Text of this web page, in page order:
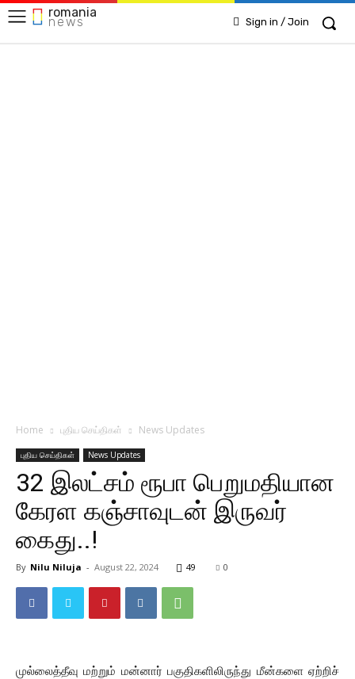
romania
news Sign in / Join
Home புதிய செய்திகள் News Updates
புதிய செய்திகள் News Updates
32 இலட்சம் ரூபா பெறுமதியான
கேரள கஞ்சாவுடன் இருவர்
கைது..!
By Nilu Niluja - August 22, 2024 49 0
முல்லைத்தீவு மற்றும் மன்னார் பகுதிகளிலிருந்து மீன்களை ஏற்றிச்